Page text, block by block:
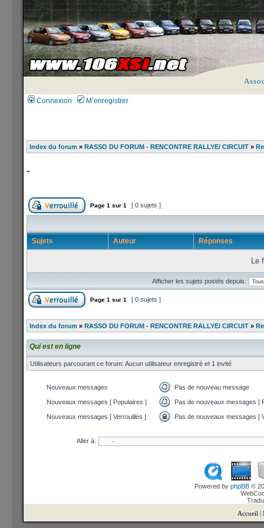
Connexion M’enregistrer
Index du forum » RASSO DU FORUM - RENCONTRE RALLYE/ CIRCUIT »
-
Page 1 sur 1 [ 0 sujets ]
Sujets Auteur Réponses
Le
Afficher les sujets postés depuis:
Page 1 sur 1 [ 0 sujets ]
Index du forum » RASSO DU FORUM - RENCONTRE RALLYE/ CIRCUIT »
Qui est en ligne
Utilisateurs parcourant ce forum: Aucun utilisateur enregistré et 1 invité
Nouveaux messages Pas de nouveau message
Nouveaux messages [ Populaires ] Pas de nouveaux messages [
Nouveaux messages [ Verrouillés ] Pas de nouveaux messages [
Aller à:
Powered by phpBB ©
Accueil |